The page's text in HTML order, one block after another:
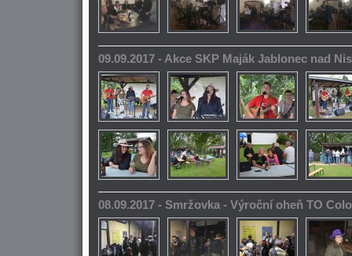
09.09.2017 - Akce SKP Maják Jablonec nad
08.09.2017 - Smržovka - Výroční oheň TO